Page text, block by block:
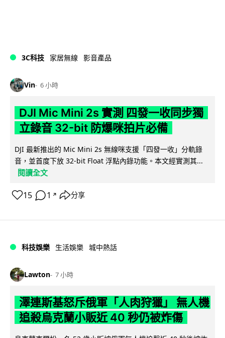
3C科技 家居無線 影音產品
Vin 6 小時
DJI Mic Mini 2s 實測 四發一收同步獨
立錄音 32-bit 防爆咪拍片必備
DJI 最新推出的 Mic Mini 2s 無線咪支援「四發一收」分軌錄
音，並首度下放 32-bit Float 浮點內錄功能。本文經實測其...
閱讀全文
15 1 ↗ 分享
科技娛樂 生活娛樂 城中熱話
Lawton 7 小時
澤連斯基怒斥俄軍「人肉狩獵」 無人機
追殺烏克蘭小販近 40 秒仍被炸傷